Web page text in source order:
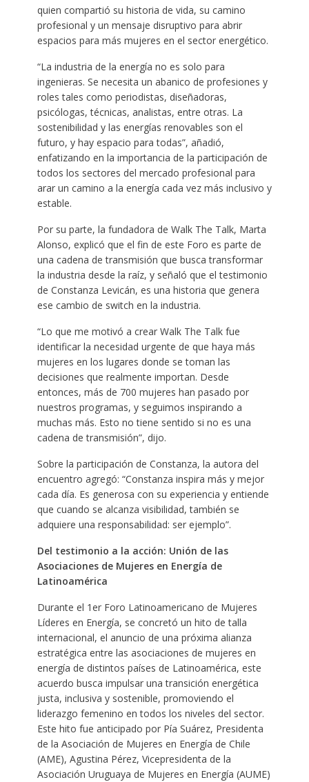
quien compartió su historia de vida, su camino
profesional y un mensaje disruptivo para abrir
espacios para más mujeres en el sector energético.
“La industria de la energía no es solo para
ingenieras. Se necesita un abanico de profesiones y
roles tales como periodistas, diseñadoras,
psicólogas, técnicas, analistas, entre otras. La
sostenibilidad y las energías renovables son el
futuro, y hay espacio para todas”, añadió,
enfatizando en la importancia de la participación de
todos los sectores del mercado profesional para
arar un camino a la energía cada vez más inclusivo y
estable.
Por su parte, la fundadora de Walk The Talk, Marta
Alonso, explicó que el fin de este Foro es parte de
una cadena de transmisión que busca transformar
la industria desde la raíz, y señaló que el testimonio
de Constanza Levicán, es una historia que genera
ese cambio de switch en la industria.
“Lo que me motivó a crear Walk The Talk fue
identificar la necesidad urgente de que haya más
mujeres en los lugares donde se toman las
decisiones que realmente importan. Desde
entonces, más de 700 mujeres han pasado por
nuestros programas, y seguimos inspirando a
muchas más. Esto no tiene sentido si no es una
cadena de transmisión”, dijo.
Sobre la participación de Constanza, la autora del
encuentro agregó: “Constanza inspira más y mejor
cada día. Es generosa con su experiencia y entiende
que cuando se alcanza visibilidad, también se
adquiere una responsabilidad: ser ejemplo”.
Del testimonio a la acción: Unión de las
Asociaciones de Mujeres en Energía de
Latinoamérica
Durante el 1er Foro Latinoamericano de Mujeres
Líderes en Energía, se concretó un hito de talla
internacional, el anuncio de una próxima alianza
estratégica entre las asociaciones de mujeres en
energía de distintos países de Latinoamérica, este
acuerdo busca impulsar una transición energética
justa, inclusiva y sostenible, promoviendo el
liderazgo femenino en todos los niveles del sector.
Este hito fue anticipado por Pía Suárez, Presidenta
de la Asociación de Mujeres en Energía de Chile
(AME), Agustina Pérez, Vicepresidenta de la
Asociación Uruguaya de Mujeres en Energía (AUME)